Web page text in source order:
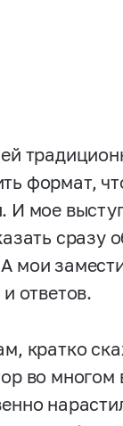
формат,
мое
сразу
мои
ответов.
кратко
во многом